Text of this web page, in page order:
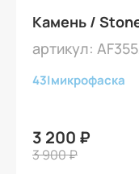
Камень /
артикул:
43|микрофаска
3 200 ₽
3 900 ₽